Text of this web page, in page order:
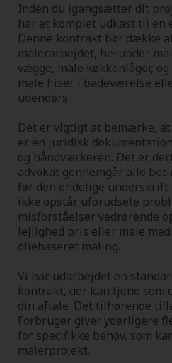
Inden du igangsætter dit
har et komplet udkast til
Denne kontrakt bør dække
malerarbejdet, herunder
vægge, male køkkenlåger,
male fliser i badeværelse
udendørs.
Det er vigtigt at bemærke,
er en juridisk
og håndværkeren. Det er
advokat gennemgår alle
før den endelige
ikke opstår uforudsete
misforståelser vedrørende
lejlighed pris eller male
oliebaseret maling.
Vi har udarbejdet en
kontrakt, der kan tjene som
din aftale. Det tilhørende
Forbruger giver yderligere
for specifikke behov, som
malerprojekt.